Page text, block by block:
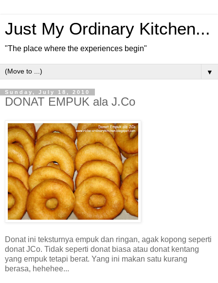
Just My Ordinary Kitchen...
"The place where the experiences begin"
▼
Sunday, July 18, 2010
DONAT EMPUK ala J.Co
Donat ini teksturnya empuk dan ringan, agak kopong seperti
donat JCo. Tidak seperti donat biasa atau donat kentang
yang empuk tetapi berat. Yang ini makan satu kurang
berasa, hehehee...